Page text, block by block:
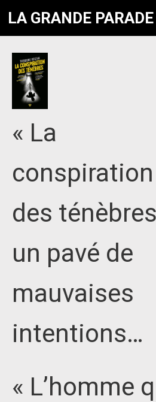
LA GRANDE PARADE
« La
conspiration
des
un pavé de
mauvaises
intentions…
« L’homme